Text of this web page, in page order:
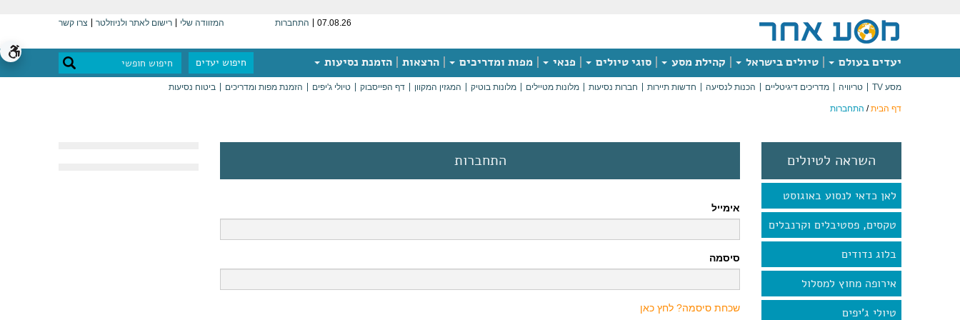
07.08.26 התחברות המזוודה שלי רישום לאתר ולניוזלטר צרו קשר
יעדים בעולם טיולים בישראל קהילת מסע סוגי טיולים פנאי מפות ומדריכים הרצאות הזמנת נסיעות חיפוש יעדים
מסע TV טריוויה מדריכים דיגיטליים הכנות לנסיעה חדשות תיירות חברות נסיעות מלונות מטיילים מלונות בוטיק המגזין המקוון דף הפייסבוק טיולי ג'יפים הזמנת מפות ומדריכים ביטוח נסיעות
דף הבית/ התחברות
השראה לטיולים
לאן כדאי לנסוע באוגוסט
טקסים, פסטיבלים וקרנבלים
בלוג נדודים
אירופה מחוץ למסלול
טיולי ג'יפים
התחברות
אימייל
סיסמה
שכחת סיסמה? לחץ כאן